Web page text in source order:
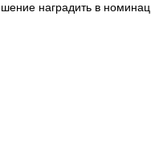
наградить в